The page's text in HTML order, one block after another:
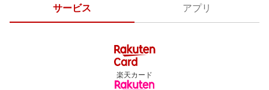
サービス アプリ
楽天カード